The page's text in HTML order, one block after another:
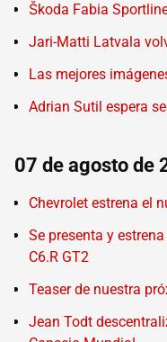
Škoda Fabia
Jari-Matti Latvala
Las mejores
Adrian Sutil espera
07 de agosto de
Chevrolet estrena el
Se presenta y
C6.R GT2
Teaser de nuestra
Jean Todt